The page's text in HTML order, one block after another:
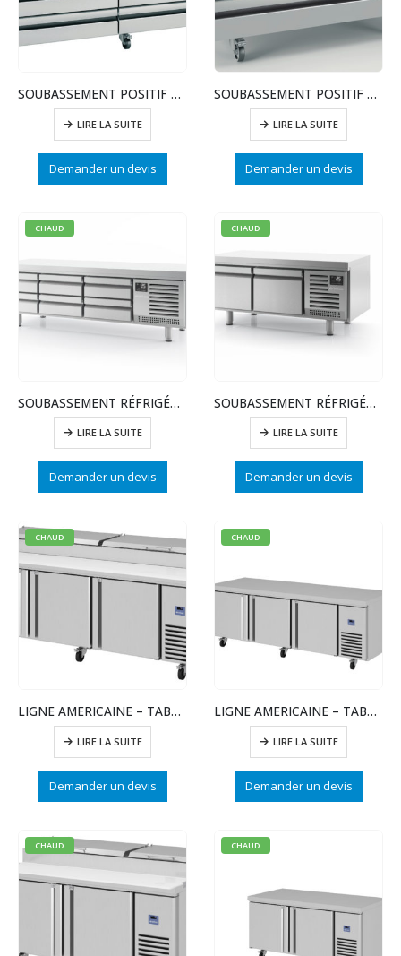
SOUBASSEMENT POSITIF SERIE CHEF BASES 1464
LIRE LA SUITE
Demander un devis
SOUBASSEMENT POSITIF SERIE CHEF BASES 1352
LIRE LA SUITE
Demander un devis
CHAUD
SOUBASSEMENT RÉFRIGÉRÉ GN1/1 SNACK- 6 TIROIRS
LIRE LA SUITE
Demander un devis
CHAUD
SOUBASSEMENT RÉFRIGÉRÉ GASTRONORME
LIRE LA SUITE
Demander un devis
CHAUD
LIGNE AMERICAINE – TABLE PIZZA GN
LIRE LA SUITE
Demander un devis
CHAUD
LIGNE AMERICAINE – TABLE REFRIGEREE – 3 PTES
LIRE LA SUITE
Demander un devis
CHAUD CHAUD